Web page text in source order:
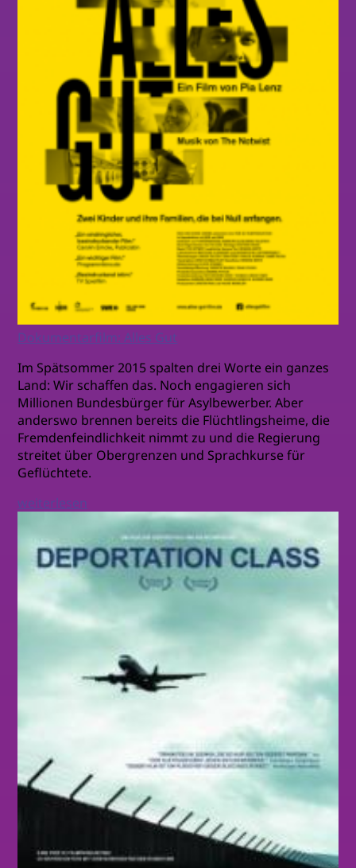
Dokumentarfilm: Alles Gut
Im Spätsommer 2015 spalten drei Worte ein ganzes
Land: Wir schaffen das. Noch engagieren sich
Millionen Bundesbürger für Asylbewerber. Aber
anderswo brennen bereits die Flüchtlingsheime, die
Fremdenfeindlichkeit nimmt zu und die Regierung
streitet über Obergrenzen und Sprachkurse für
Geflüchtete.
weiterlesen